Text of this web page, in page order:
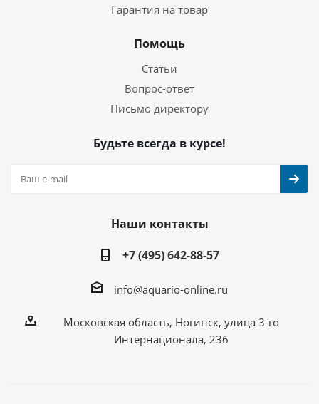
Гарантия на товар
Помощь
Статьи
Вопрос-ответ
Письмо директору
Будьте всегда в курсе!
Наши контакты
+7 (495) 642-88-57
info@aquario-online.ru
Московская область, Ногинск, улица 3-го
Интернационала, 236